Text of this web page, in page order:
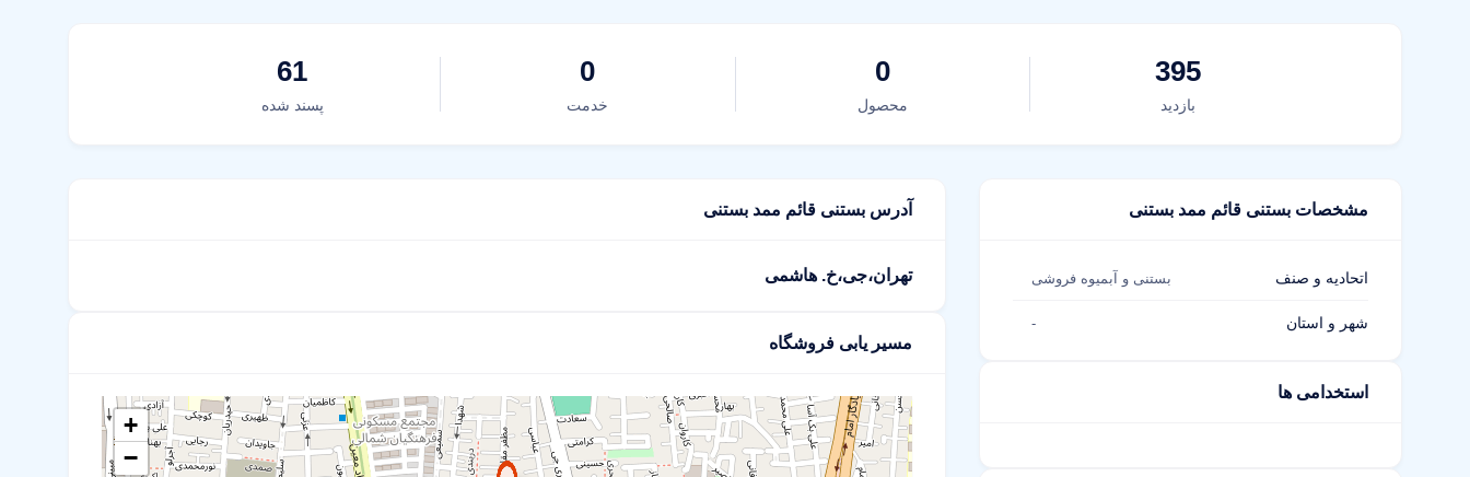
395
بازدید
0
محصول
0
خدمت
61
پسند شده
مشخصات بستنی قائم ممد بستنی
اتحادیه و صنف بستنی و آبمیوه فروشی
شهر و استان -
استخدامی ها
آدرس بستنی قائم ممد بستنی
تهران،جی،خ. هاشمی
مسیر یابی فروشگاه
+
−